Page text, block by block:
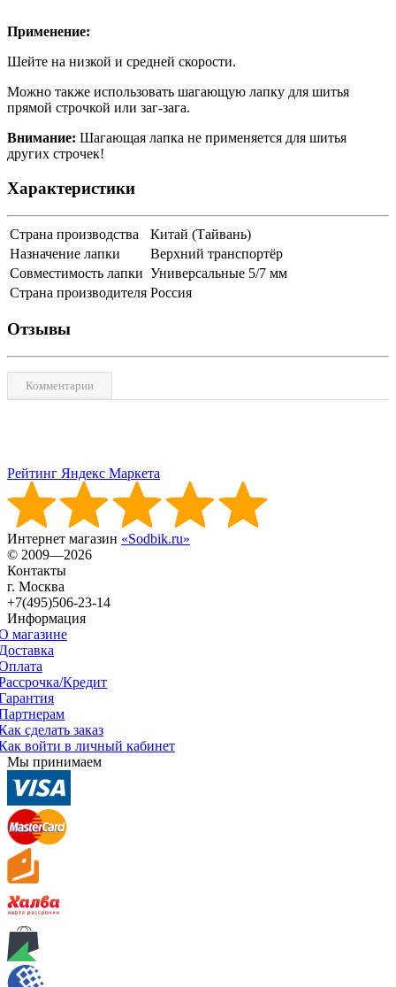
Применение:
Шейте на низкой и средней скорости.
Можно также использовать шагающую лапку для шитья
прямой строчкой или заг-зага.
Внимание: Шагающая лапка не применяется для шитья
других строчек!
Характеристики
Страна производства
Китай (Тайвань)
Назначение лапки
Верхний транспортёр
Совместимость лапки Универсальные 5/7 мм
Страна производителя Россия
Отзывы
Комментарии
Рейтинг Яндекс Маркета
Интернет магазин «Sodbik.ru»
© 2009—2026
Контакты
г. Москва
+7(495)506-23-14
Информация
магазине
Кредит
сделать заказ
войти в личный кабинет
Мы принимаем